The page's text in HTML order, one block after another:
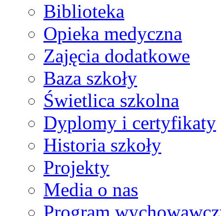
Biblioteka
Opieka medyczna
Zajęcia dodatkowe
Baza szkoły
Świetlica szkolna
Dyplomy i certyfikaty
Historia szkoły
Projekty
Media o nas